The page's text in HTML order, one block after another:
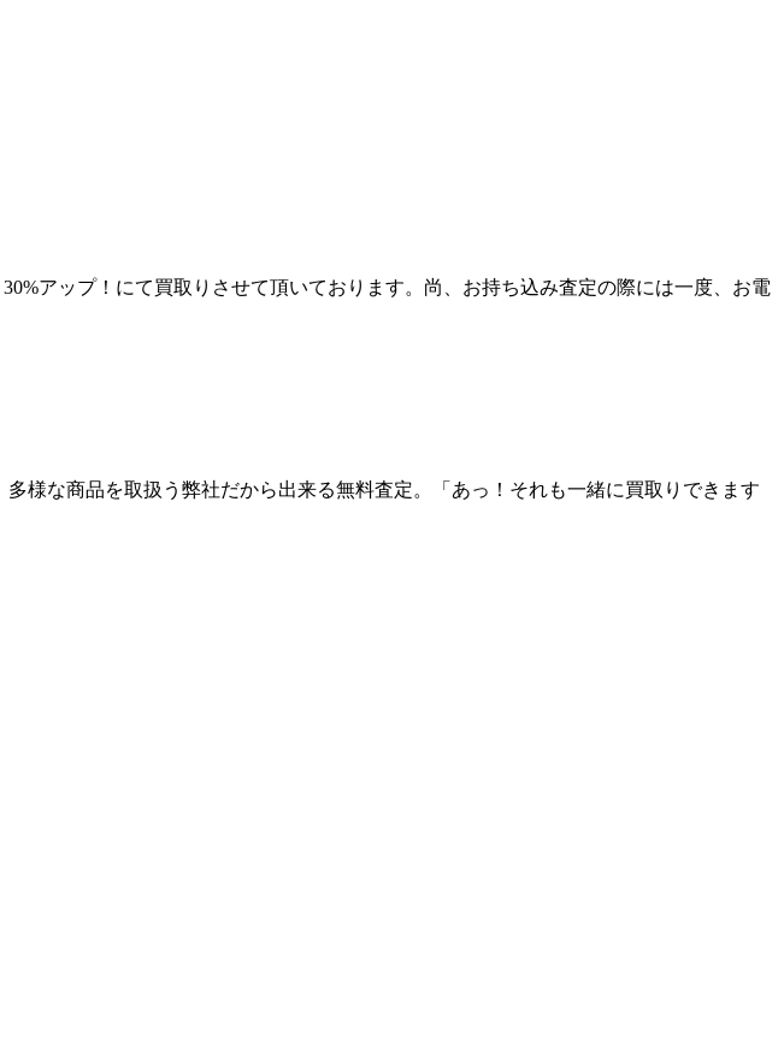
アップ！にて買取りさせて頂いております。尚、お持ち込み査定の際には一度、お電
様な商品を取扱う弊社だから出来る無料査定。「あっ！それも一緒に買取りできます